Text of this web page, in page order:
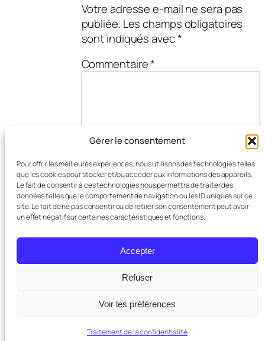
Gérer le consentement
Pour offrir les meilleures expériences, nous utilisons des technologies telles
que les cookies pour stocker et/ou accéder aux informations des appareils.
Le fait de consentir à ces technologies nous permettra de traiter des
données telles que le comportement de navigation ou les ID uniques sur ce
site. Le fait de ne pas consentir ou de retirer son consentement peut avoir
un effet négatif sur certaines caractéristiques et fonctions.
Accepter
Refuser
Voir les préférences
Traitement de la confidentialité
Votre adresse e-mail ne sera pas
publiée. Les champs obligatoires
sont indiqués avec*
Commentaire*
Nom*
E-mail*
Site web